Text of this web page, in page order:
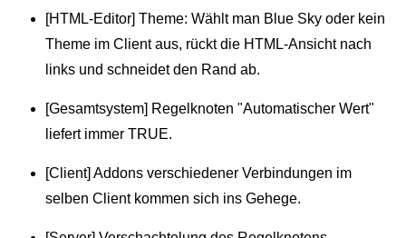
[HTML-Editor] Theme: Wählt man Blue Sky oder kein
Theme im Client aus, rückt die HTML-Ansicht nach
links und schneidet den Rand ab.
[Gesamtsystem] Regelknoten "Automatischer Wert"
liefert immer TRUE.
[Client] Addons verschiedener Verbindungen im
selben Client kommen sich ins Gehege.